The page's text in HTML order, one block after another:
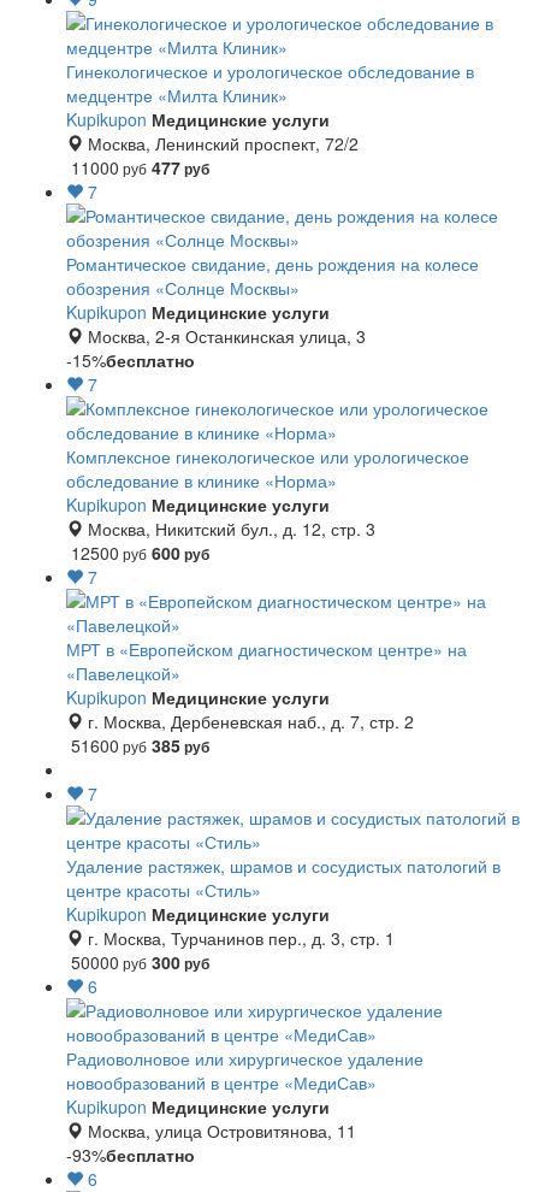
Гинекологическое и урологическое обследование в
медцентре «Милта Клиник»
Kupikupon Медицинские услуги
Москва, Ленинский проспект, 72/2
11000 руб 477руб
7
Романтическое свидание, день рождения на колесе
обозрения «Солнце Москвы»
Kupikupon Медицинские услуги
Москва, 2-я Останкинская улица, 3
-15%бесплатно
7
Комплексное гинекологическое или урологическое
обследование в клинике «Норма»
Kupikupon Медицинские услуги
Москва, Никитский бул., д. 12, стр. 3
12500 руб 600руб
7
МРТ в «Европейском диагностическом центре» на
«Павелецкой»
Kupikupon Медицинские услуги
г. Москва, Дербеневская наб., д. 7, стр. 2
51600 руб 385руб
7
Удаление растяжек, шрамов и сосудистых патологий в
центре красоты «Стиль»
Kupikupon Медицинские услуги
г. Москва, Турчанинов пер., д. 3, стр. 1
50000 руб 300руб
6
Радиоволновое или хирургическое удаление
новообразований в центре «МедиСав»
Kupikupon Медицинские услуги
Москва, улица Островитянова, 11
-93%бесплатно
6